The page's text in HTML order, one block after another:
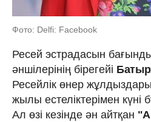
Фото: Delfi: Facebook
Ресей эстрадасын
әншілерінің бірегейі
Ресейлік өнер
жылы естеліктерімен күні
Ал өзі кезінде ән айтқан "А